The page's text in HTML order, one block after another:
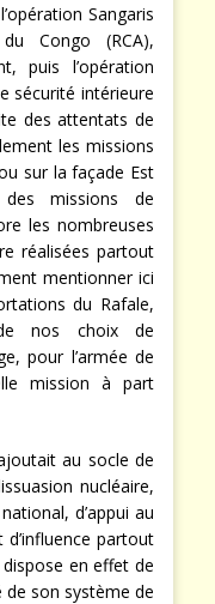
Sangaris
Congo (RCA),
puis l’opération
sécurité intérieure
des attentats de
les missions
sur la façade Est
missions de
les nombreuses
réalisées partout
mentionner ici
du Rafale,
nos choix de
pour l’armée de
mission à part
au socle de
nucléaire,
d’appui au
partout
en effet de
de son système de